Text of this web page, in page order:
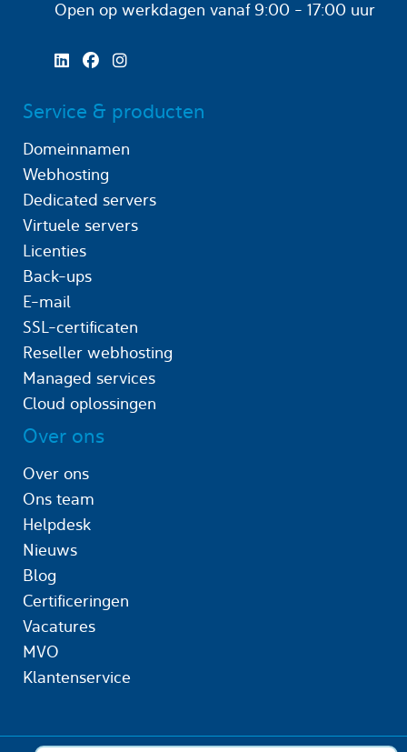
Open op werkdagen
vanaf 9:00 - 17:00 uur
Service & producten
Domeinnamen
Webhosting
Dedicated servers
Virtuele servers
Licenties
Back-ups
E-mail
SSL-certificaten
Reseller webhosting
Managed services
Cloud oplossingen
Over ons
Over ons
Ons team
Helpdesk
Nieuws
Blog
Certificeringen
Vacatures
MVO
Klantenservice